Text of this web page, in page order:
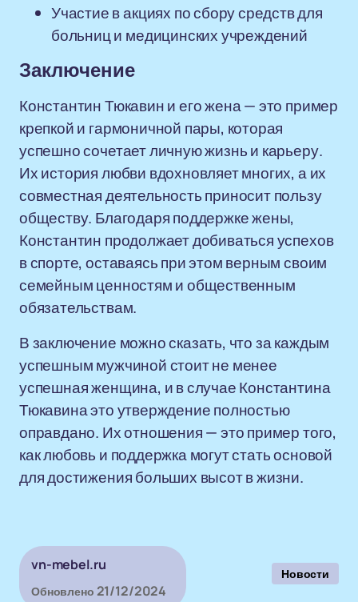
Участие в акциях по сбору средств для
больниц и медицинских учреждений
Заключение
Константин Тюкавин и его жена — это пример
крепкой и гармоничной пары, которая
успешно сочетает личную жизнь и карьеру.
Их история любви вдохновляет многих, а их
совместная деятельность приносит пользу
обществу. Благодаря поддержке жены,
Константин продолжает добиваться успехов
в спорте, оставаясь при этом верным своим
семейным ценностям и общественным
обязательствам.
В заключение можно сказать, что за каждым
успешным мужчиной стоит не менее
успешная женщина, и в случае Константина
Тюкавина это утверждение полностью
оправдано. Их отношения — это пример того,
как любовь и поддержка могут стать основой
для достижения больших высот в жизни.
vn-mebel.ru
Обновлено 21/12/2024
Новости